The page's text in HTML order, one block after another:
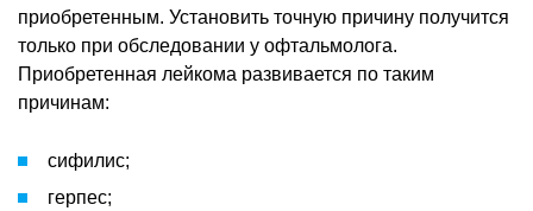
приобретенным. Установить точную причину получится
только при обследовании у офтальмолога.
Приобретенная лейкома развивается по таким
причинам:
сифилис;
герпес;